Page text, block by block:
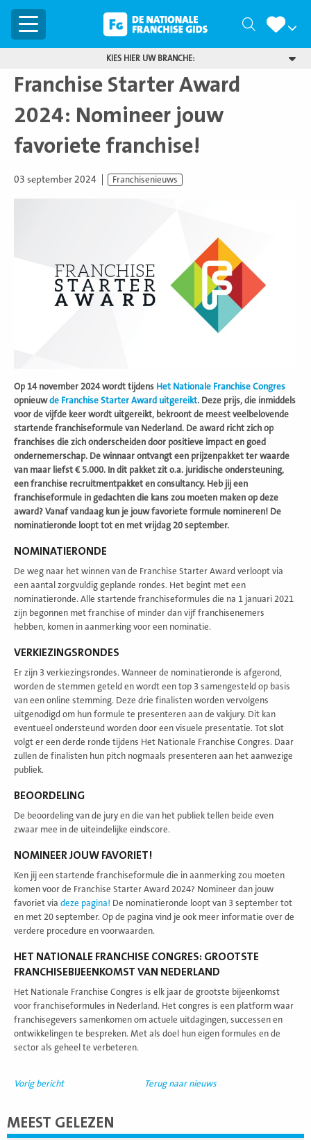
Menu Zoeken
KIES HIER UW BRANCHE:
Franchise Starter Award
2024: Nomineer jouw
favoriete franchise!
03 september 2024 Franchisenieuws
Op 14 november 2024 wordt tijdens Het Nationale Franchise Congres
opnieuwde Franchise Starter Award uitgereikt. Deze prijs, die inmiddels
voor de vijfde keer wordt uitgereikt, bekroont de meest veelbelovende
startende franchiseformule van Nederland. De award richt zich op
franchises die zich onderscheiden door positieve impact en goed
ondernemerschap. De winnaar ontvangt een prijzenpakket ter waarde
van maar liefst € 5.000. In dit pakket zit o.a. juridische ondersteuning,
een franchise recruitmentpakket en consultancy. Heb jij een
franchiseformule in gedachten die kans zou moeten maken op deze
award? Vanaf vandaag kun je jouw favoriete formule nomineren! De
nominatieronde loopt tot en met vrijdag 20 september.
NOMINATIERONDE
De weg naar het winnen van de Franchise Starter Award verloopt via
een aantal zorgvuldig geplande rondes. Het begint met een
nominatieronde. Alle startende franchiseformules die na 1 januari 2021
zijn begonnen met franchise of minder dan vijf franchisenemers
hebben, komen in aanmerking voor een nominatie.
VERKIEZINGSRONDES
Er zijn 3 verkiezingsrondes. Wanneer de nominatieronde is afgerond,
worden de stemmen geteld en wordt een top 3 samengesteld op basis
van een online stemming. Deze drie finalisten worden vervolgens
uitgenodigd om hun formule te presenteren aan de vakjury. Dit kan
eventueel ondersteund worden door een visuele presentatie. Tot slot
volgt er een derde ronde tijdens Het Nationale Franchise Congres. Daar
zullen de finalisten hun pitch nogmaals presenteren aan het aanwezige
publiek.
BEOORDELING
De beoordeling van de jury en die van het publiek tellen beide even
zwaar mee in de uiteindelijke eindscore.
NOMINEER JOUW FAVORIET!
Ken jij een startende franchiseformule die in aanmerking zou moeten
komen voor de Franchise Starter Award 2024? Nomineer dan jouw
favoriet via deze pagina! De nominatieronde loopt van 3 september tot
en met 20 september. Op de pagina vind je ook meer informatie over de
verdere procedure en voorwaarden.
HET NATIONALE FRANCHISE CONGRES: GROOTSTE
FRANCHISEBIJEENKOMST VAN NEDERLAND
Het Nationale Franchise Congres is elk jaar de grootste bijeenkomst
voor franchiseformules in Nederland. Het congres is een platform waar
franchisegevers samenkomen om actuele uitdagingen, successen en
ontwikkelingen te bespreken. Met als doel hun eigen formules en de
sector als geheel te verbeteren.
Vorig bericht Terug naar nieuws
MEEST GELEZEN